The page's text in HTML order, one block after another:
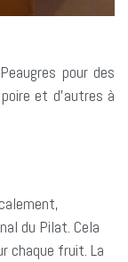
pour des
et d’autres à
du Pilat. Cela
chaque fruit. La